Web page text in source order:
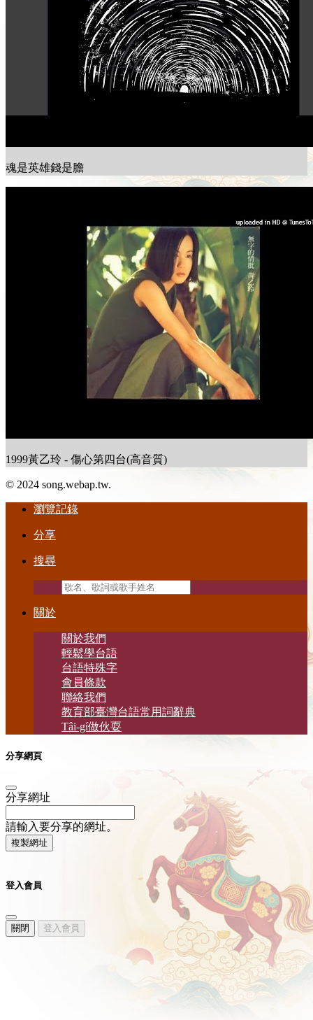
魂是英雄錢是膽
1999黃乙玲 - 傷心第四台(高音質)
© 2024 song.webap.tw.
瀏覽記錄
分享
搜尋
關於
關於我們
輕鬆學台語
台語特殊字
會員條款
聯絡我們
教育部臺灣台語常用詞辭典
Tâi-gí做伙耍
分享網頁
分享網址
請輸入要分享的網址。
複製網址
登入會員
關閉 登入會員